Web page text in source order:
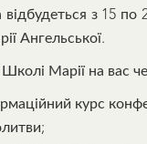
відбудеться з 15
Ангельської.
Марії на вас
курс